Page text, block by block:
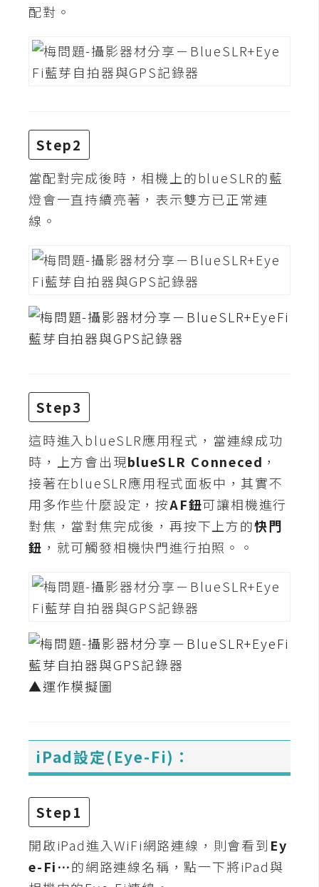
C
m
m
e
e
金
流
流
架
設
主
機
與
S
E
O
工
具
免
空
間
網
頁
設
端
H
T
M
L
/
C
配對。
Step2
當配對完成後時，相機上的blueSLR的藍
燈會一直持續亮著，表示雙方已正常連
線。
Step3
這時進入blueSLR應用程式，當連線成功
時，上方會出現blueSLR Conneced ，
接著在blueSLR應用程式面板中，其實不
用多作些什麼設定，按AF鈕可讓相機進行
對焦，當對焦完成後，再按下上方的快門
鈕 ，就可觸發相機快門進行拍照。。
▲運作模擬圖
iPad設定(Eye-Fi)：
Step1
開啟iPad進入WiFi網路連線，則會看到 Ey
e-Fi…的網路連線名稱，點一下將iPad與